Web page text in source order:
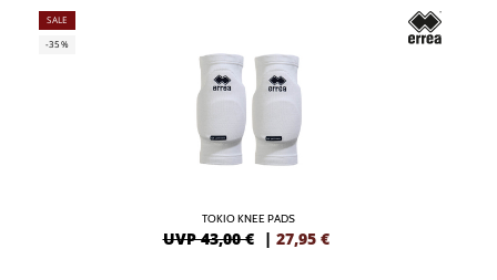
SALE
-35%
TOKIO KNEE PADS
UVP 43,00 € | 27,95 €